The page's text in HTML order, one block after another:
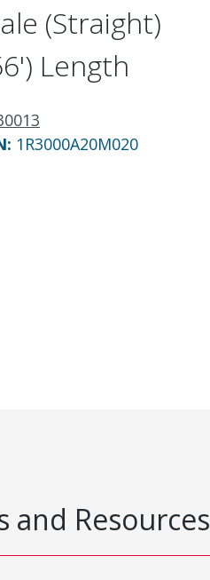
(Straight)
Length
1R3000A20M020
and Resources